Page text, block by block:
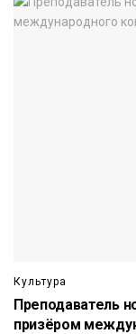
Культура
Преподаватель
призёром